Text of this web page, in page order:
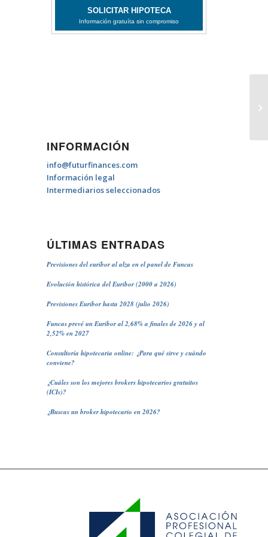
INFORMACIÓN
info@futurfinances.com
Información legal
Intermediarios seleccionados
ÚLTIMAS ENTRADAS
Previsiones del euríbor al alza en el panel de Funcas
Evolución histórica del Euribor (2000 a 2026)
Previsiones Euribor hasta 2028 (julio 2026)
Funcas prevé un Euribor al 2,68% a finales de 2026 y al
2,52% en 2027
Consultoría hipotecaria online: ¿Para qué sirve y cuándo
conviene?
¿Cuáles son los mejores brokers hipotecarios gratuitos
(ICIs)?
¿Buscas un broker hipotecario en 2026?